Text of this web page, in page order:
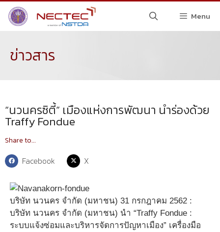
Menu
ข่าวสาร
“นวนครซิตี้” เมืองแห่งการพัฒนา นำร่องด้วย
Traffy Fondue
Share to...
Facebook X
บริษัท นวนคร จำกัด (มหาชน) 31 กรกฎาคม 2562 :
บริษัท นวนคร จำกัด (มหาชน) นำ “Traffy Fondue :
ระบบแจ้งซ่อมและบริหารจัดการปัญหาเมือง” เครื่องมือ